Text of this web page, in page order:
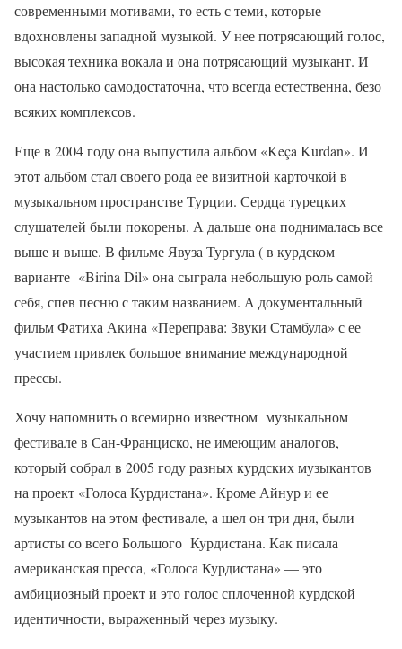
современными мотивами, то есть с теми, которые
вдохновлены западной музыкой. У нее потрясающий голос,
высокая техника вокала и она потрясающий музыкант. И
она настолько самодостаточна, что всегда естественна, безо
всяких комплексов.
Еще в 2004 году она выпустила альбом «Keça Kurdan». И
этот альбом стал своего рода ее визитной карточкой в
музыкальном пространстве Турции. Сердца турецких
слушателей были покорены. А дальше она поднималась все
выше и выше. В фильме Явуза Тургула ( в курдском
варианте «Birina Dil» она сыграла небольшую роль самой
себя, спев песню с таким названием. А документальный
фильм Фатиха Акина «Переправа: Звуки Стамбула» с ее
участием привлек большое внимание международной
прессы.
Хочу напомнить о всемирно известном музыкальном
фестивале в Сан-Франциско, не имеющим аналогов,
который собрал в 2005 году разных курдских музыкантов
на проект «Голоса Курдистана». Кроме Айнур и ее
музыкантов на этом фестивале, а шел он три дня, были
артисты со всего Большого Курдистана. Как писала
американская пресса, «Голоса Курдистана» — это
амбициозный проект и это голос сплоченной курдской
идентичности, выраженный через музыку.